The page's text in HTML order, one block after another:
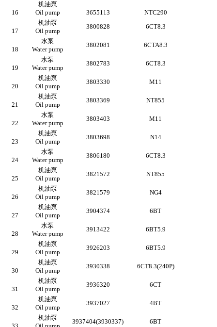
16
机油泵
Oil pump
3655113 NTC290
17
机油泵
Oil pump
3800828 6CT8.3
18
水泵
Water pump
3802081 6CTA8.3
19
水泵
Water pump
3802783 6CT8.3
20
机油泵
Oil pump
3803330 M11
21
机油泵
Oil pump
3803369 NT855
22
水泵
Water pump
3803403 M11
23
机油泵
Oil pump
3803698 N14
24
水泵
Water pump
3806180 6CT8.3
25
机油泵
Oil pump
3821572 NT855
26
机油泵
Oil pump
3821579 NG4
27
机油泵
Oil pump
3904374 6BT
28
水泵
Water pump
3913422 6BT5.9
29
机油泵
Oil pump
3926203 6BT5.9
30
机油泵
Oil pump
3930338 6CT8.3(240P)
31
机油泵
Oil pump
3936320 6CT
32
机油泵
Oil pump
3937027 4BT
机油泵
3937404(3930337) 6BT